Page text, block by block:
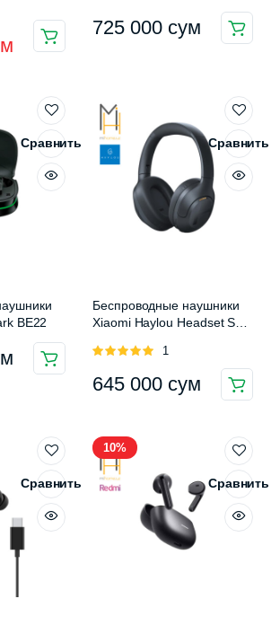
725 000 сум
Этот
несколько
вариаций.
Опции
можно
выбрать
странице
Сравнить
BE22
Сравнить
Беспроводные наушники
Xiaomi Haylou Headset S35
Оценка
1
645 000 сум
Сравнить
10%
Сравнить